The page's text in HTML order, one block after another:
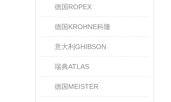
德国ROPEX
德国KROHNE科隆
意大利GHIBSON
瑞典ATLAS
德国MEISTER